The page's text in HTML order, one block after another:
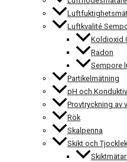
Luftkvalité
Koldioxid
Radon
Sempore
Partikelmätning
pH och
Provtryckning av
Rök
Skalpenna
Skikt och Tjocklek